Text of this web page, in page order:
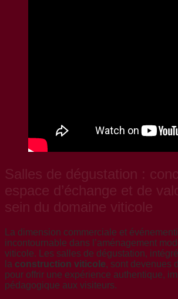
Salles de dégustation :
espace d’échange et de
sein du domaine viticole
La dimension commerciale et
incontournable dans l’aménagement
viticole. Les salles de dégustation,
la construction viticole, sont devenues
pour offrir une expérience authentique,
pédagogique aux visiteurs.